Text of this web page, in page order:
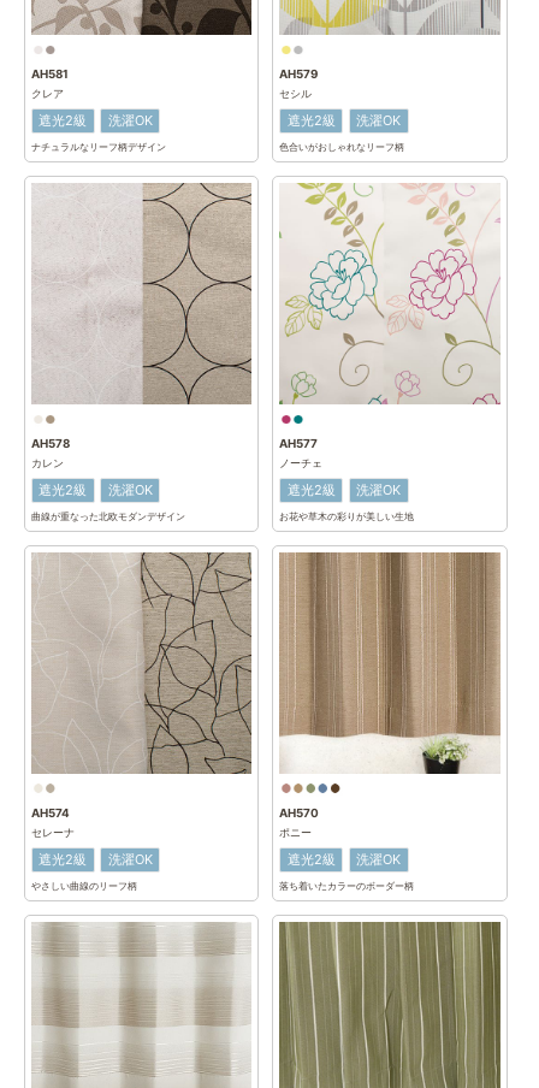
AH581
クレア
遮光2級 洗濯OK
ナチュラルなリーフ柄デザイン
AH579
セシル
遮光2級 洗濯OK
色合いがおしゃれなリーフ柄
AH578
カレン
遮光2級 洗濯OK
曲線が重なった北欧モダンデザイン
AH577
ノーチェ
遮光2級 洗濯OK
お花や草木の彩りが美しい生地
AH574
セレーナ
遮光2級 洗濯OK
やさしい曲線のリーフ柄
AH570
ポニー
遮光2級 洗濯OK
落ち着いたカラーのボーダー柄